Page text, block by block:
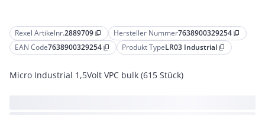
Rexel Artikelnr.2889709 content_copy Hersteller Nummer7638900329254 content_copy
EAN Code7638900329254 content_copy Produkt TypeLR03 Industrial content_copy
Micro Industrial 1,5Volt VPC bulk (615 Stück)